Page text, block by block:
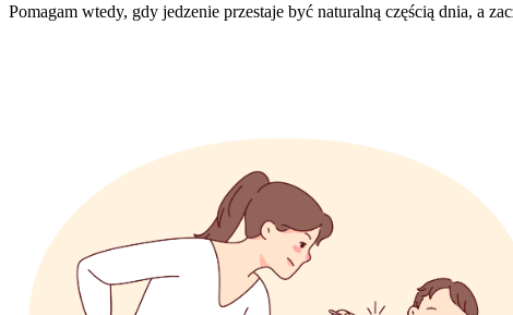
Pomagam wtedy, gdy jedzenie przestaje być naturalną częścią dnia, a